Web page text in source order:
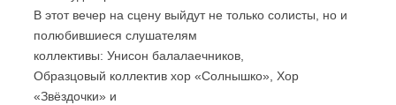
В этот вечер на сцену выйдут не только солисты, но и
полюбившиеся слушателям
коллективы: Унисон балалаечников,
Образцовый коллектив хор «Солнышко», Хор
«Звёздочки» и